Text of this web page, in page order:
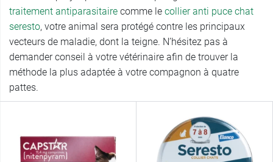
traitement antiparasitaire comme le collier anti puce chat
seresto, votre animal sera protégé contre les principaux
vecteurs de maladie, dont la teigne. N’hésitez pas à
demander conseil à votre vétérinaire afin de trouver la
méthode la plus adaptée à votre compagnon à quatre
pattes.